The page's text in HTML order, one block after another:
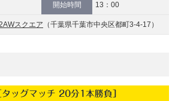
開始時間 13：00
スクエア （千葉県千葉市中央区都町3-4-17）
ッグマッチ 20分1本勝負］